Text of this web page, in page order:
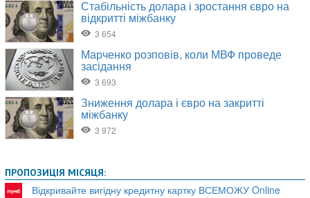
ПРОПОЗИЦІЯ МІСЯЦЯ:
Відкривайте вигідну кредитну картку ВСЕМОЖУ Online